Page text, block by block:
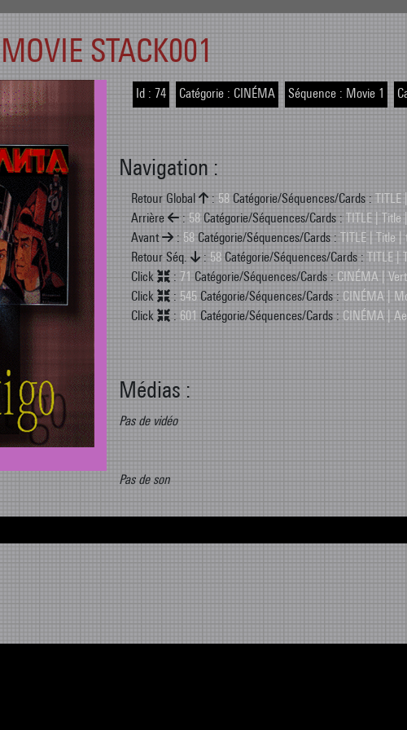
MOVIE STACK001
Id : 74 Catégorie : CINÉMA Séquence : Movie 1
Navigation :
Retour Global :58Catégorie/Séquences/Cards :TITLE
Arrière
:58Catégorie/Séquences/Cards :TITLE | Title
Avant
:58Catégorie/Séquences/Cards :TITLE | Title
Retour Séq.
:58Catégorie/Séquences/Cards :TITLE |
Click
:71Catégorie/Séquences/Cards :CINÉMA |
Click
:545Catégorie/Séquences/Cards :CINÉMA |
Click
:601Catégorie/Séquences/Cards :CINÉMA |
Médias :
Pas de vidéo
Pas de son